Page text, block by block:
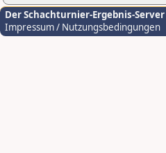
Der Schachturnier-Ergebnis-Server
Impressum / Nutzungsbedingungen